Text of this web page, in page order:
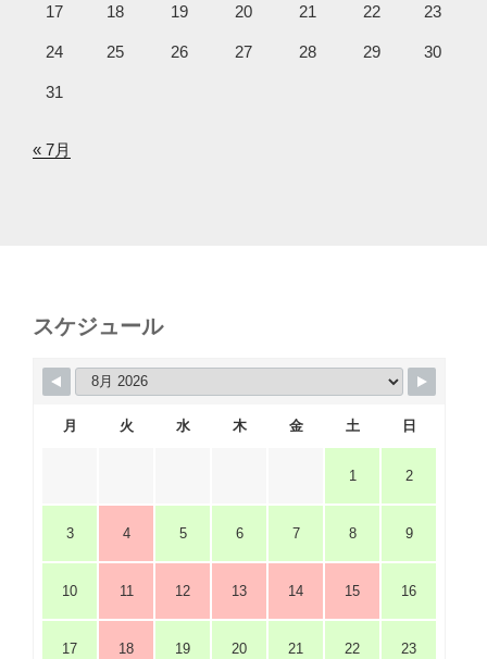
17 18 19 20 21 22 23
24 25 26 27 28 29 30
31
« 7月
スケジュール
月 火 水 木 金 土 日
1 2
3 4 5 6 7 8 9
10 11 12 13 14 15 16
17 18 19 20 21 22 23